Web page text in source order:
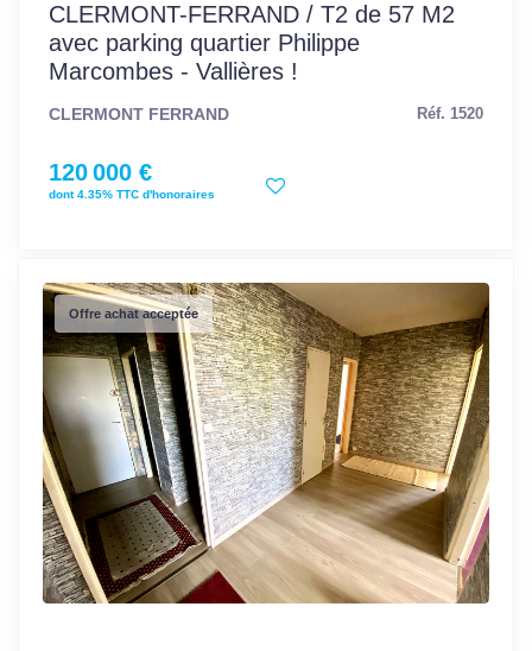
CLERMONT-FERRAND / T2 de 57 M2
avec parking quartier Philippe
Marcombes - Vallières !
CLERMONT FERRAND Réf. 1520
120 000 €
dont 4.35% TTC d'honoraires
Offre achat acceptée